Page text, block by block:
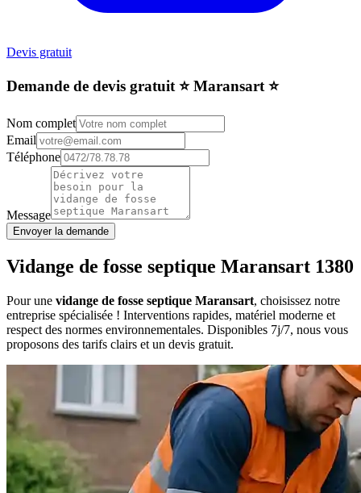
Devis gratuit
Demande de devis gratuit ⭐️ Maransart ⭐️
Nom complet
Email
Téléphone
Message
Envoyer la demande
Vidange de fosse septique Maransart 1380
Pour une vidange de fosse septique Maransart, choisissez notre
entreprise spécialisée ! Interventions rapides, matériel moderne et
respect des normes environnementales. Disponibles 7j/7, nous vous
proposons des tarifs clairs et un devis gratuit.